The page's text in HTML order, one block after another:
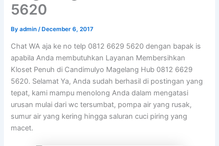
5620
Byadmin/ December 6, 2017
Chat WA aja ke no telp 0812 6629 5620 dengan bapak is
apabila Anda membutuhkan Layanan Membersihkan
Kloset Penuh di Candimulyo Magelang Hub 0812 6629
5620. Selamat Ya, Anda sudah berhasil di postingan yang
tepat, kami mampu menolong Anda dalam mengatasi
urusan mulai dari wc tersumbat, pompa air yang rusak,
sumur air yang kering hingga saluran cuci piring yang
macet.